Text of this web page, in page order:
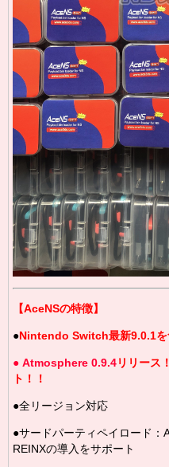
【AceNSの特徴】
●Nintendo Switch最新9.0.1を
● Atmosphere 0.9.4リリース
ト！！
●全リージョン対応
●サードパーティペイロード：
REINXの導入をサポート